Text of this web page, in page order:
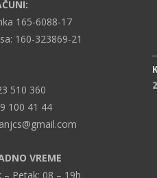
165-6088-17
160-323869-21
510 360
100 41 44
VREME
– Petak: 08 – 19h